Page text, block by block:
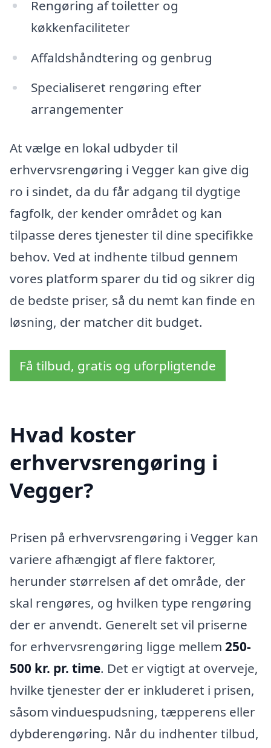
Rengøring af toiletter og
køkkenfaciliteter
Affaldshåndtering og genbrug
Specialiseret rengøring efter
arrangementer
At vælge en lokal udbyder til
erhvervsrengøring i Vegger kan give dig
ro i sindet, da du får adgang til dygtige
fagfolk, der kender området og kan
tilpasse deres tjenester til dine specifikke
behov. Ved at indhente tilbud gennem
vores platform sparer du tid og sikrer dig
de bedste priser, så du nemt kan finde en
løsning, der matcher dit budget.
Få tilbud, gratis og uforpligtende
Hvad koster
erhvervsrengøring i
Vegger?
Prisen på erhvervsrengøring i Vegger kan
variere afhængigt af flere faktorer,
herunder størrelsen af det område, der
skal rengøres, og hvilken type rengøring
der er anvendt. Generelt set vil priserne
for erhvervsrengøring ligge mellem 250-
500 kr. pr. time. Det er vigtigt at overveje,
hvilke tjenester der er inkluderet i prisen,
såsom vinduespudsning, tæpperens eller
dybderengøring. Når du indhenter tilbud,